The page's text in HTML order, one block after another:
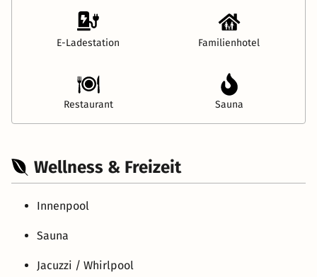
E-Ladestation Familienhotel
Restaurant Sauna
Wellness & Freizeit
Innenpool
Sauna
Jacuzzi / Whirlpool